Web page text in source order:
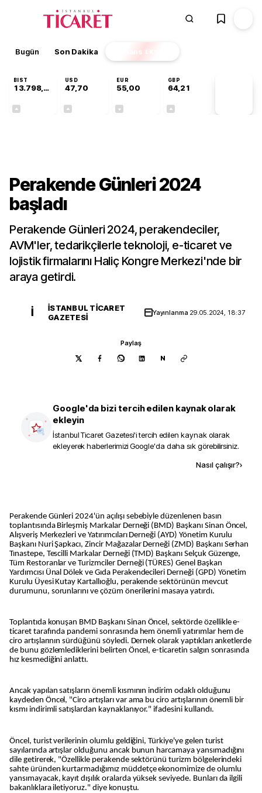
Bugün Son Dakika Finans EKSTRA
BIST
13.798,82
USD
47,70
EUR
55,00
GBP
64,21
Perakende Günleri 2024
başladı
Perakende Günleri 2024, perakendeciler,
AVM'ler, tedarikçilerle teknoloji, e-ticaret ve
lojistik firmalarını Haliç Kongre Merkezi'nde bir
araya getirdi.
İ
İSTANBUL TICARET
GAZETESI
Yayınlanma 29.05.2024, 18:37
Paylaş
N
Google'da bizi tercih edilen kaynak olarak
ekleyin
İstanbul Ticaret Gazetesi'i tercih edilen kaynak olarak
ekleyerek haberlerimizi Google'da daha sık görebilirsiniz.
Nasıl çalışır?›
Perakende Günleri 2024'ün açılışı sebebiyle düzenlenen basın
toplantısında Birleşmiş Markalar Derneği (BMD) Başkanı Sinan Öncel,
Alışveriş Merkezleri ve Yatırımcıları Derneği (AYD) Yönetim Kurulu
Başkanı Nuri Şapkacı, Zincir Mağazalar Derneği (ZMD) Başkanı Serhan
Tınastepe, Tescilli Markalar Derneği (TMD) Başkanı Selçuk Güzenge,
Tüm Restoranlar ve Turizmciler Derneği (TÜRES) Genel Başkan
Yardımcısı Ünal Dölek ve Gıda Perakendecileri Derneği (GPD) Yönetim
Kurulu Üyesi Kutay Kartallıoğlu, perakende sektörünün mevcut
durumunu, sorunlarını ve çözüm önerilerini masaya yatırdı.
Toplantıda konuşan BMD Başkanı Sinan Öncel, sektörde özellikle e-
ticaret tarafında pandemi sonrasında hem önemli yatırımlar hem de
ciro artışlarının sürdüğünü söyledi. Dernek olarak yaptıkları anketlerde
de bunu gözlemlediklerini belirten Öncel, e-ticaretin salgın sonrasında
hız kesmediğini anlattı.
Ancak yapılan satışların önemli kısmının indirim odaklı olduğunu
kaydeden Öncel, "Ciro artışları var ama bu ciro artışlarının önemli bir
kısmı indirimli satışlardan kaynaklanıyor." ifadesini kullandı.
Öncel, turist verilerinin olumlu geldiğini, Türkiye'ye gelen turist
sayılarında artışlar olduğunu ancak bunun harcamaya yansımadığını
dile getirerek, "Özellikle perakende sektörünü turizm bölgelerindeki
sahte üründen kurtarmadığımız müddetçe ekonomimize de olumlu
yansımayacak, kayıt dışılık oralarda yüksek seviyede. Bunları da ilgili
bakanlıklara iletiyoruz." diye konuştu.